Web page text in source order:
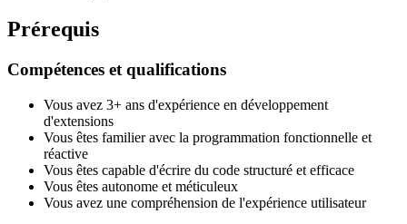
Prérequis
Compétences et qualifications
Vous avez 3+ ans d'expérience en développement
d'extensions
Vous êtes familier avec la programmation fonctionnelle et
réactive
Vous êtes capable d'écrire du code structuré et efficace
Vous êtes autonome et méticuleux
Vous avez une compréhension de l'expérience utilisateur